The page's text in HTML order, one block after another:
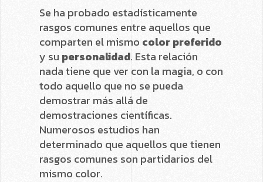
Se ha probado estadísticamente
rasgos comunes entre aquellos que
comparten el mismo color preferido
y su personalidad. Esta relación
nada tiene que ver con la magia, o con
todo aquello que no se pueda
demostrar más allá de
demostraciones científicas.
Numerosos estudios han
determinado que aquellos que tienen
rasgos comunes son partidarios del
mismo color.